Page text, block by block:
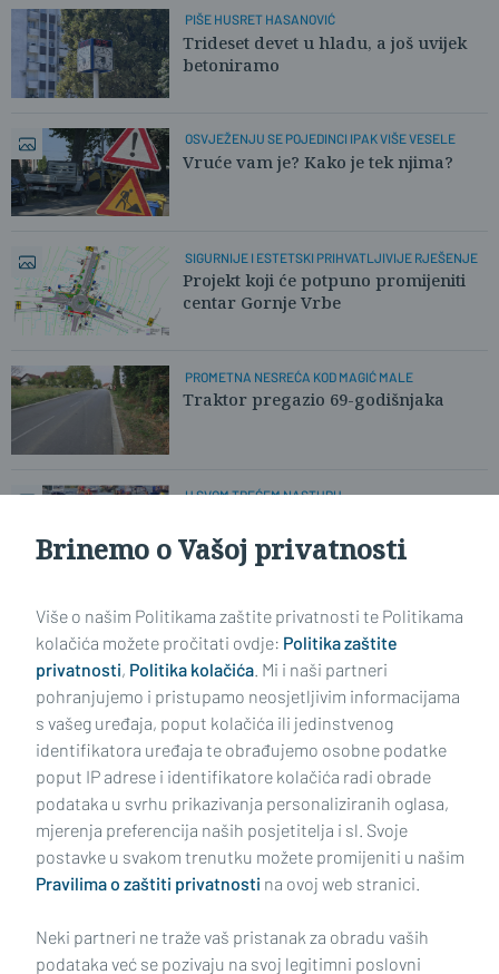
PIŠE HUSRET HASANOVIĆ
Trideset devet u hladu, a još uvijek
betoniramo
OSVJEŽENJU SE POJEDINCI IPAK VIŠE VESELE
Vruće vam je? Kako je tek njima?
SIGURNIJE I ESTETSKI PRIHVATLJIVIJE RJEŠENJE
Projekt koji će potpuno promijeniti
centar Gornje Vrbe
PROMETNA NESREĆA KOD MAGIĆ MALE
Traktor pregazio 69-godišnjaka
U SVOM TREĆEM NASTUPU
mjesto na maratonu u Metkoviću
LJETNA ŠKOLA VELIKIH OTKRIĆA
Dok oni u ljetu maksimalno uživaju,
mame stignu popiti i kavu...
Impressum Uvjeti korištenja Politika privatnosti
Politika kolačića Kontakt Pritužbe Suradnici
Oglašavanje
Brinemo o Vašoj privatnosti
Više o našim Politikama zaštite privatnosti te Politikama
kolačića možete pročitati ovdje: Politika zaštite
privatnosti, Politika kolačića. Mi i naši partneri
pohranjujemo i pristupamo neosjetljivim informacijama
s vašeg uređaja, poput kolačića ili jedinstvenog
identifikatora uređaja te obrađujemo osobne podatke
poput IP adrese i identifikatore kolačića radi obrade
podataka u svrhu prikazivanja personaliziranih oglasa,
mjerenja preferencija naših posjetitelja i sl. Svoje
postavke u svakom trenutku možete promijeniti u našim
Pravilima o zaštiti privatnosti na ovoj web stranici.
Neki partneri ne traže vaš pristanak za obradu vaših
podataka već se pozivaju na svoj legitimni poslovni